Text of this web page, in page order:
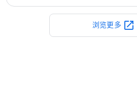
浏览更多 open_in_new